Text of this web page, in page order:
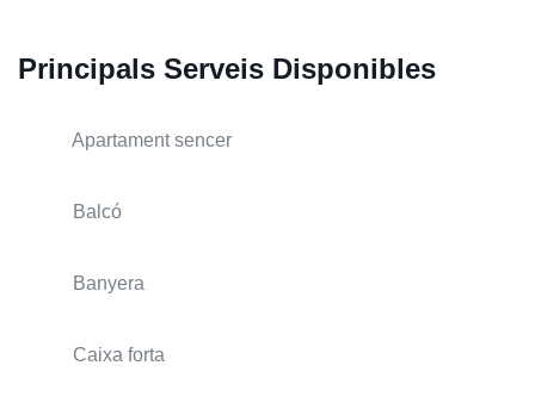
Principals Serveis Disponibles
Apartament sencer
Balcó
Banyera
Caixa forta